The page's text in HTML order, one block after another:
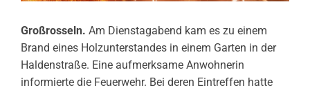
Großrosseln. Am Dienstagabend kam es zu einem
Brand eines Holzunterstandes in einem Garten in der
Haldenstraße. Eine aufmerksame Anwohnerin
informierte die Feuerwehr. Bei deren Eintreffen hatte